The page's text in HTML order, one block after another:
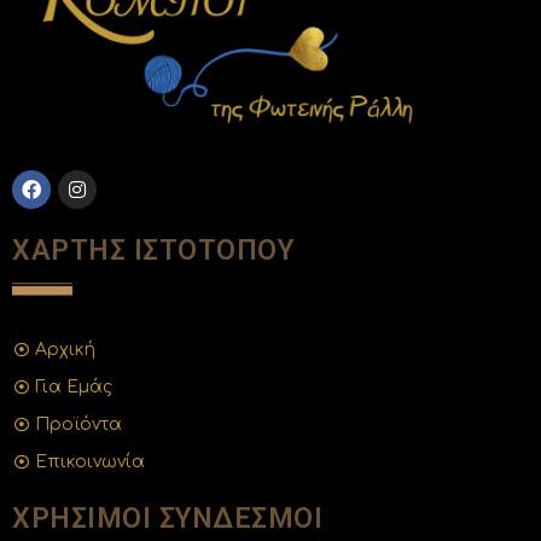
ΧΑΡΤΗΣ ΙΣΤΟΤΟΠΟΥ
Αρχική
Για Εμάς
Προϊόντα
Επικοινωνία
ΧΡΗΣΙΜΟΙ ΣΥΝΔΕΣΜΟΙ